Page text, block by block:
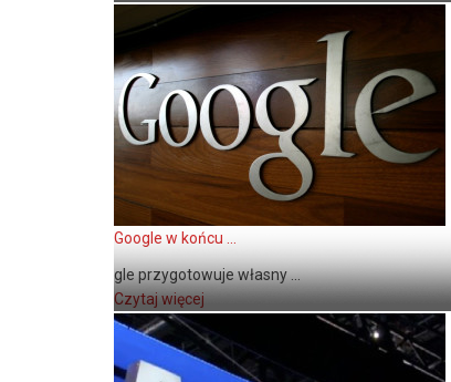
Google w końcu ...
gle przygotowuje własny ...
Czytaj więcej